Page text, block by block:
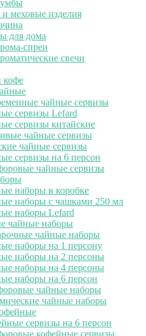
меховые изделия
для дома
спреи
свечи
кофе
чайные сервизы
сервизы Lefard
сервизы китайские
чайные сервизы
чайные сервизы
сервизы на 6 персон
чайные сервизы
наборы в коробке
наборы с чашками 250 мл
наборы Lefard
чайные наборы
чайные наборы
наборы на 1 персону
наборы на 2 персоны
наборы на 4 персоны
наборы на 6 персон
чайные наборы
чайные наборы
сервизы на 6 персон
кофейные сервизы